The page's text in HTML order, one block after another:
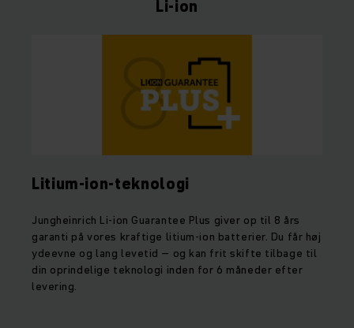
Li-ion
Litium-ion-teknologi
Jungheinrich Li-ion Guarantee Plus giver op til 8 års
garanti på vores kraftige litium-ion batterier. Du får høj
ydeevne og lang levetid – og kan frit skifte tilbage til
din oprindelige teknologi inden for 6 måneder efter
levering.